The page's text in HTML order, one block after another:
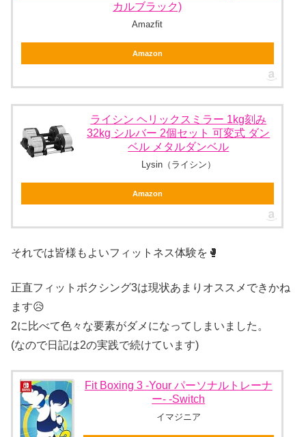
カルブラック)
Amazfit
Amazon
ライシン ヘリックスミラー 1kg刻み
32kg シルバー 2個セット 可変式 ダン
ベル メタルダンベル
Lysin（ライシン）
Amazon
それでは皆様もよいフィットネス体験を🥊
正直フィットボクシング3は現状あまりオススメできかね
ます😥
2に比べて色々な要素がダメになってしまいました。
(なので日記は2の実践で続けています)
Fit Boxing 3 -Your パーソナルトレーナ
ー- -Switch
イマジニア